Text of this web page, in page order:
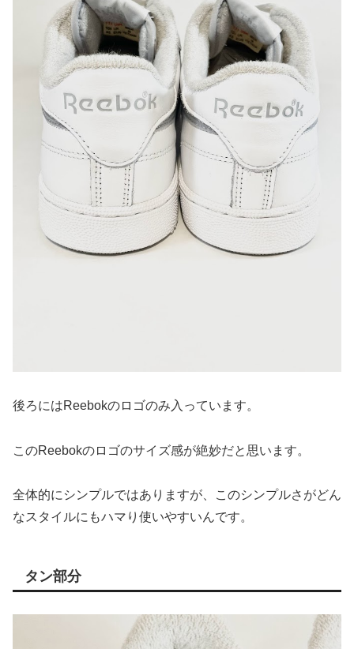
後ろにはReebokのロゴのみ入っています。
このReebokのロゴのサイズ感が絶妙だと思います。
全体的にシンプルではありますが、このシンプルさがどん
なスタイルにもハマり使いやすいんです。
タン部分